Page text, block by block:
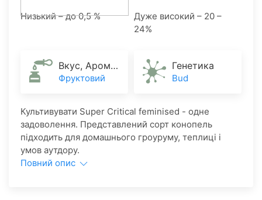
Низький – до 0,5 %
Дуже високий – 20 –
24%
Вкус, Аромат
Фруктовий
Генетика
Bud
Культивувати Super Critical feminised - одне
задоволення. Представлений сорт конопель
підходить для домашнього гроуруму, теплиці і
умов аутдору.
Повний опис